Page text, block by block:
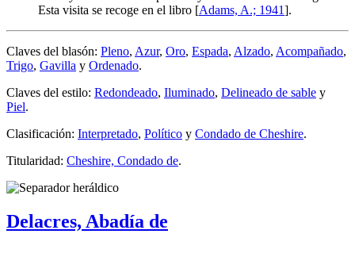
Esta visita se recoge en el libro [Adams, A.; 1941].
Claves del blasón: Pleno, Azur, Oro, Espada, Alzado, Acompañado,
Trigo, Gavilla y Ordenado.
Claves del estilo: Redondeado, Iluminado, Delineado de sable y
Piel.
Clasificación: Interpretado, Político y Condado de Cheshire.
Titularidad: Cheshire, Condado de.
Delacres, Abadía de